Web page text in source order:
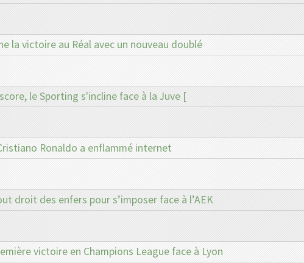
la victoire au Réal avec un nouveau doublé
le Sporting s'incline face à la Juve [
Ronaldo a enflammé internet
droit des enfers pour s’imposer face à l’AEK
victoire en Champions League face à Lyon